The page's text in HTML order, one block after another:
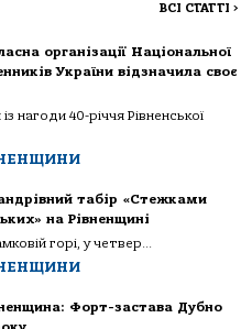
ВСІ СТАТТІ >
організації Національної
України відзначила своє
нагоди 40-річчя Рівненської
табір «Стежками
на Рівненщині
горі, у четвер...
Форт-застава Дубно